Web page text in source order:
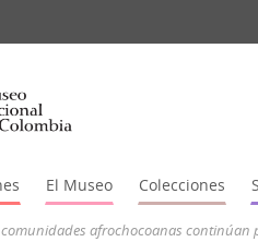
El Museo Colecciones
comunidades afrochocoanas